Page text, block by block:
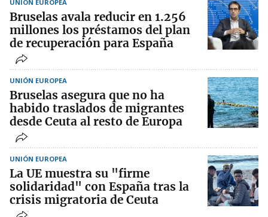
UNIÓN EUROPEA
Bruselas avala reducir en 1.256
millones los préstamos del plan
de recuperación para España
UNIÓN EUROPEA
Bruselas asegura que no ha
habido traslados de migrantes
desde Ceuta al resto de Europa
UNIÓN EUROPEA
La UE muestra su "firme
solidaridad" con España tras la
crisis migratoria de Ceuta